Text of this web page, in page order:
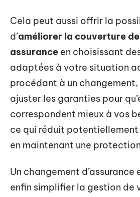
Cela peut aussi offrir la
d’améliorer la couverture
assurance en choisissant
adaptées à votre situation
procédant à un changement,
ajuster les garanties pour
correspondent mieux à vos
ce qui réduit
en maintenant une
Un changement
enfin simplifier la gestion de